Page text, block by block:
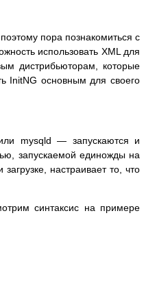
пора познакомиться с
использовать XML для
дистрибьюторам, которые
InitNG основным для своего
mysqld — запускаются и
запускаемой единожды на
настраивает то, что
синтаксис на примере